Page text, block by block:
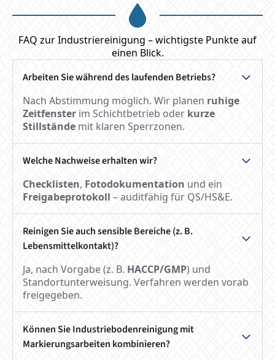
FAQ zur Industriereinigung – wichtigste Punkte auf
einen Blick.
Arbeiten Sie während des laufenden Betriebs?
Nach Abstimmung möglich. Wir planen ruhige
Zeitfenster im Schichtbetrieb oder kurze
Stillstände mit klaren Sperrzonen.
Welche Nachweise erhalten wir?
Checklisten, Fotodokumentation und ein
Freigabeprotokoll – auditfähig für QS/HS&E.
Reinigen Sie auch sensible Bereiche (z. B.
Lebensmittelkontakt)?
Ja, nach Vorgabe (z. B. HACCP/GMP) und
Standortunterweisung. Verfahren werden vorab
freigegeben.
Können Sie Industriebodenreinigung mit
Markierungsarbeiten kombinieren?